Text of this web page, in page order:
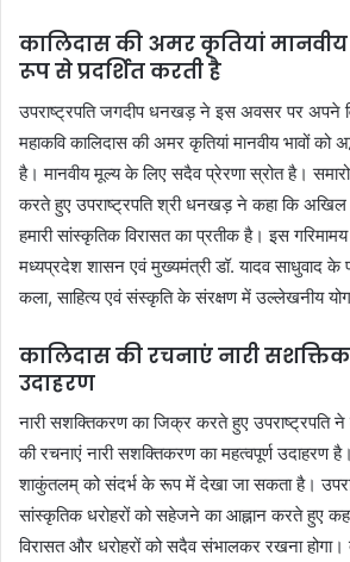
कालिदास की अमर कृतियां
रूप से प्रदर्शित करती है
उपराष्ट्रपति जगदीप धनखड़ ने इस अवसर पर अपने
महाकवि कालिदास की अमर कृतियां मानवीय भावों को
है। मानवीय मूल्य के लिए सदैव प्रेरणा स्रोत है।
करते हुए उपराष्ट्रपति श्री धनखड़ ने कहा कि अखिल
हमारी सांस्कृतिक विरासत का प्रतीक है। इस
मध्यप्रदेश शासन एवं मुख्यमंत्री डॉ. यादव साधुवाद के
कला, साहित्य एवं संस्कृति के संरक्षण में उल्लेखनीय
कालिदास की रचनाएं नारी
उदाहरण
नारी सशक्तिकरण का जिक्र करते हुए उपराष्ट्रपति ने
की रचनाएं नारी सशक्तिकरण का महत्वपूर्ण उदाहरण
शाकुंतलम् को संदर्भ के रूप में देखा जा सकता है।
सांस्कृतिक धरोहरों को सहेजने का आह्नान करते हुए
विरासत और धरोहरों को सदैव संभालकर रखना